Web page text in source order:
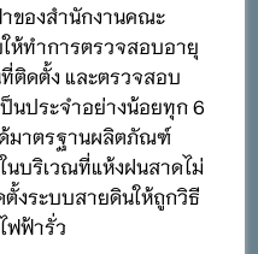
ของสำนักงานคณะ
ห้ทำการตรวจสอบอายุ
ที่ติดตั้ง และตรวจสอบ
นประจำอย่างน้อยทุก 6
ด้มาตรฐานผลิตภัณฑ์
นบริเวณที่แห้งฝนสาดไม่
งระบบสายดินให้ถูกวิธี
ฟฟ้ารั่ว